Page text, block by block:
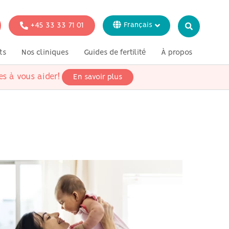
+45 33 33 71 01 Français
Italiano
Svenska
fertilité pour
Tests génétiques
Nos cliniques Guides de fertilité À propos
Presse
à vous aider! En savoir plus